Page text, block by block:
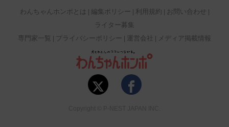
わんちゃんホンポとは 編集ポリシー 利用規約
お問い合わせ
ライター募集
専門家一覧
プライバシーポリシー 運営会社 メディア掲載情報